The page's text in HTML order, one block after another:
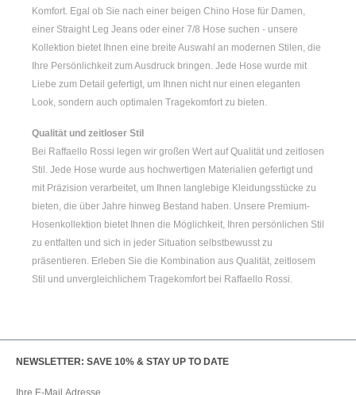
Komfort. Egal ob Sie nach einer beigen Chino Hose für Damen,
einer Straight Leg Jeans oder einer 7/8 Hose suchen - unsere
Kollektion bietet Ihnen eine breite Auswahl an modernen Stilen, die
Ihre Persönlichkeit zum Ausdruck bringen. Jede Hose wurde mit
Liebe zum Detail gefertigt, um Ihnen nicht nur einen eleganten
Look, sondern auch optimalen Tragekomfort zu bieten.
Qualität und zeitloser Stil
Bei Raffaello Rossi legen wir großen Wert auf Qualität und zeitlosen
Stil. Jede Hose wurde aus hochwertigen Materialien gefertigt und
mit Präzision verarbeitet, um Ihnen langlebige Kleidungsstücke zu
bieten, die über Jahre hinweg Bestand haben. Unsere Premium-
Hosenkollektion bietet Ihnen die Möglichkeit, Ihren persönlichen Stil
zu entfalten und sich in jeder Situation selbstbewusst zu
präsentieren. Erleben Sie die Kombination aus Qualität, zeitlosem
Stil und unvergleichlichem Tragekomfort bei Raffaello Rossi.
NEWSLETTER: SAVE 10% & STAY UP TO DATE